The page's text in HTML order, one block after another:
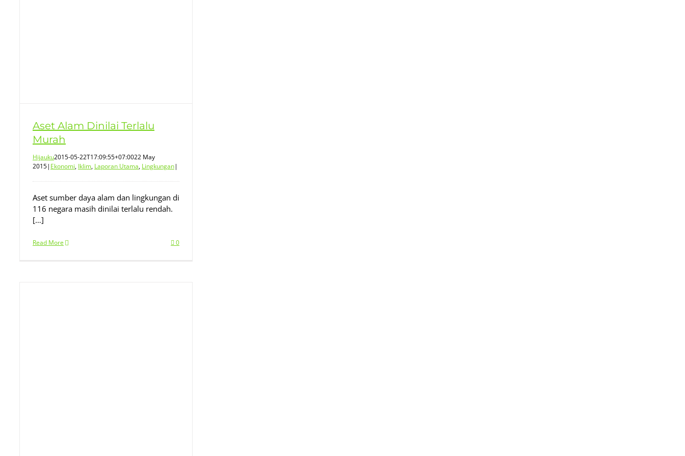
Aset Alam Dinilai Terlalu
Murah
Hijauku2015-05-22T17:09:55+07:0022 May
2015| Ekonomi, Iklim, Laporan Utama, Lingkungan|
Aset sumber daya alam dan lingkungan di
116 negara masih dinilai terlalu rendah.
[…]
Read More 0